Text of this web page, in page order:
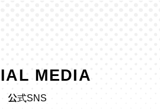
MEDIA
公式SNS